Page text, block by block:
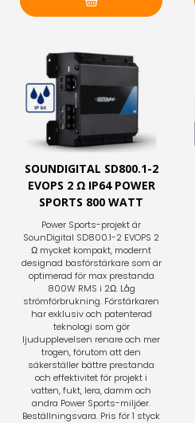
SOUNDIGITAL SD800.1-2
EVOPS 2 Ω IP64 POWER
SPORTS 800 WATT
Power Sports-projekt är
SounDigital SD800.1-2 EVOPS 2
Ω mycket kompakt, modernt
designad basförstärkare som är
optimerad för max prestanda
800W RMS i 2Ω. Låg
strömförbrukning. Förstärkaren
har exklusiv och patenterad
teknologi som gör
ljudupplevelsen renare och mer
trogen, förutom att den
säkerställer bättre prestanda
och effektivitet för projekt i
vatten, fukt, lera, damm och
andra Power Sports-miljöer.
Beställningsvara. Pris för 1 styck